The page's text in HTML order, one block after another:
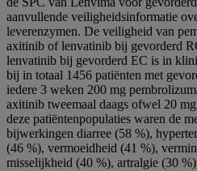
aanvullende veiligheidsinformatie
leverenzymen. De veiligheid van
axitinib of lenvatinib bij gevorderd
lenvatinib bij gevorderd EC is in
bij in totaal 1456 patiënten met
iedere 3 weken 200 mg
axitinib tweemaal daags ofwel 20
deze patiëntenpopulaties waren de
bijwerkingen diarree (58 %),
(46 %), vermoeidheid (41 %),
misselijkheid (40 %), artralgie (30